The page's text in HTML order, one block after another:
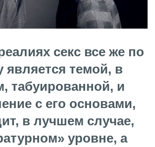
секс все же по
является темой, в
табуированной, и
с его основами,
в лучшем случае,
уровне, а